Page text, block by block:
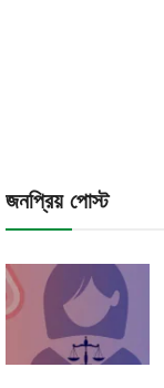
জনপ্রিয় পোস্ট